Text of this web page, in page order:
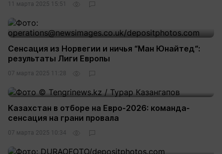
11 марта 2025 15:51
Сенсация из Норвегии и ничья “Ман Юнайтед“:
результаты Лиги Европы
07 марта 2025 11:28
Казахстан в отборе на Евро-2026: команда-
сенсация на грани провала
07 марта 2025 10:34